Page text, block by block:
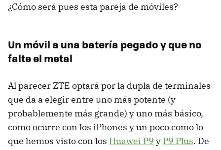
¿Cómo será pues esta pareja de móviles?
Un móvil a una batería pegado y que no
falte el metal
Al parecer ZTE optará por la dupla de terminales
que da a elegir entre uno más potente (y
probablemente más grande) y uno más básico,
como ocurre con los iPhones y un poco como lo
que hemos visto con los Huawei P9 y P9 Plus. De